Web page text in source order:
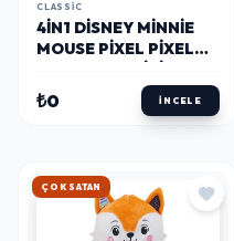
CLASSIC
4IN1 DISNEY MINNIE
MOUSE PIXEL PIXEL
OYUNCAK SETI
₺0 İNCELE
HIZLI KARGO